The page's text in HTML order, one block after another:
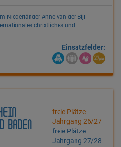
Niederländer Anne van der Bijl
christliches und
Einsatzfelder:
BADEN
freie Plätze
Jahrgang 26/27
freie Plätze
Jahrgang 27/28